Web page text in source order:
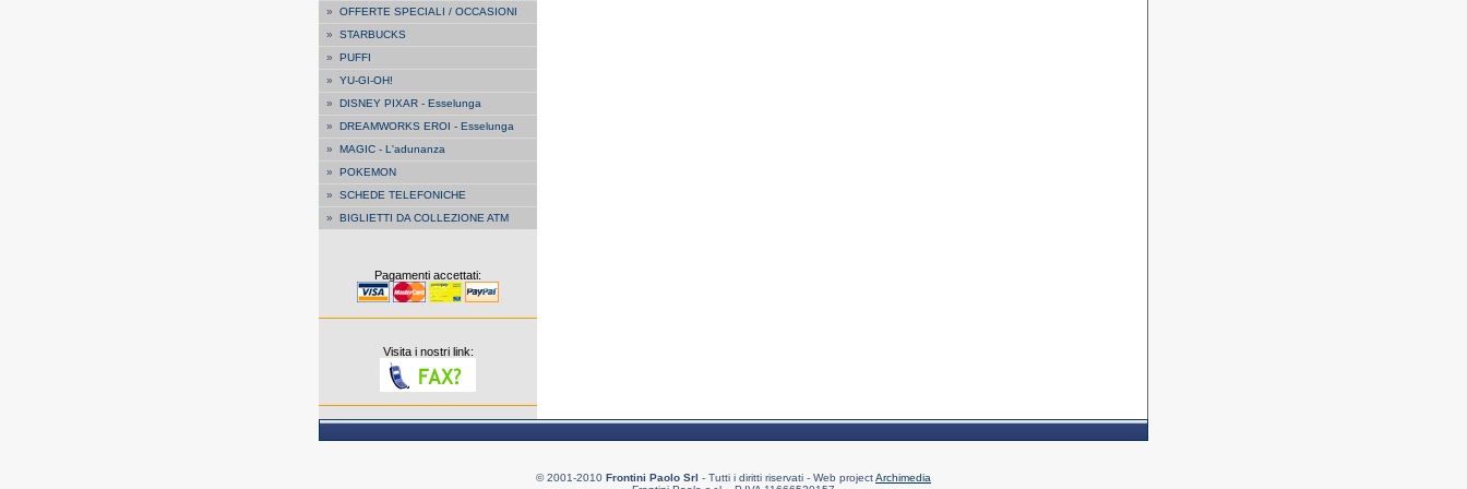
» OFFERTE SPECIALI / OCCASIONI
» STARBUCKS
» PUFFI
» YU-GI-OH!
» DISNEY PIXAR - Esselunga
» DREAMWORKS EROI - Esselunga
» MAGIC - L'adunanza
» POKEMON
» SCHEDE TELEFONICHE
» BIGLIETTI DA COLLEZIONE ATM
Pagamenti accettati:
Visita i nostri link:
© 2001-2010 Frontini Paolo Srl - Tutti i diritti riservati - Web projectArchimedia